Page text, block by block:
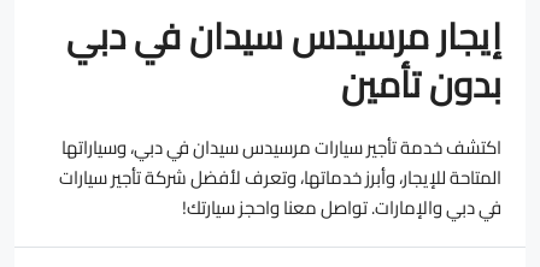
إيجار مرسيدس سيدان في دبي
بدون تأمين
اكتشف خدمة تأجير سيارات مرسيدس سيدان في دبي، وسياراتها
المتاحة للإيجار، وأبرز خدماتها، وتعرف لأفضل شركة تأجير سيارات
في دبي والإمارات. تواصل معنا واحجز سيارتك!